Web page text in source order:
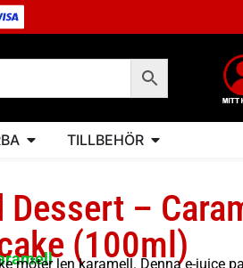
TILLBEHÖR
–
(100ml)
möter len karamell. Denna e-juice